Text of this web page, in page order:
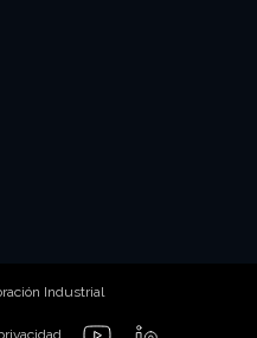
Industrial